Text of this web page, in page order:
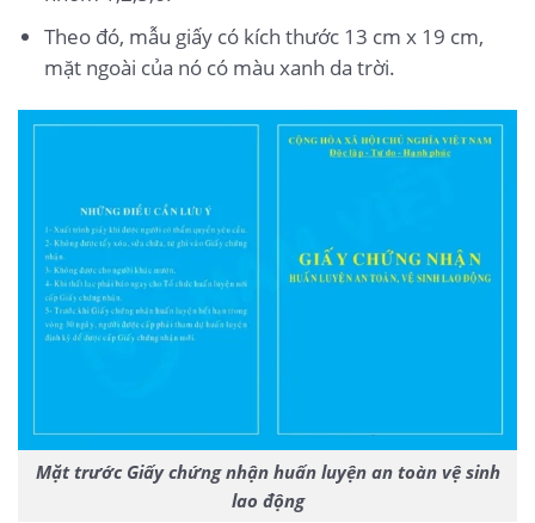
Theo đó, mẫu giấy có kích thước 13 cm x 19 cm,
mặt ngoài của nó có màu xanh da trời.
Mặt trước Giấy chứng nhận huấn luyện an toàn vệ sinh
lao động